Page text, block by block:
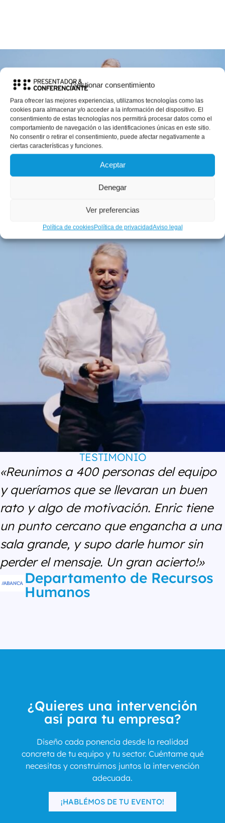
Gestionar consentimiento
Para ofrecer las mejores experiencias, utilizamos tecnologías como las
cookies para almacenar y/o acceder a la información del dispositivo. El
consentimiento de estas tecnologías nos permitirá procesar datos como el
comportamiento de navegación o las identificaciones únicas en este sitio.
No consentir o retirar el consentimiento, puede afectar negativamente a
ciertas características y funciones.
Aceptar
Denegar
Ver preferencias
Política de cookiesPolítica de privacidadAviso legal
TESTIMONIO
«Reunimos a 400 personas del equipo
y queríamos que se llevaran un buen
rato y algo de motivación. Enric tiene
un punto cercano que engancha a una
sala grande, y supo darle humor sin
perder el mensaje. Un gran acierto!»
Departamento de Recursos
Humanos
¿Quieres una intervención
así para tu empresa?
Diseño cada ponencia desde la realidad
concreta de tu equipo y tu sector. Cuéntame qué
necesitas y construimos juntos la intervención
adecuada.
¡HABLÉMOS DE TU EVENTO!